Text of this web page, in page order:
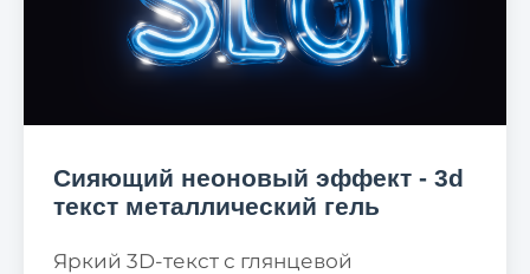
Сияющий неоновый эффект - 3d
текст металлический гель
Яркий 3D-текст с глянцевой